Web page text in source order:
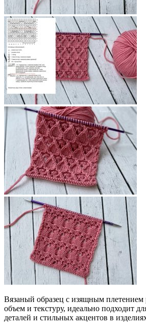
Вязаный образец с изящным
объем и текстуру, идеально подходит
деталей и стильных акцентов в